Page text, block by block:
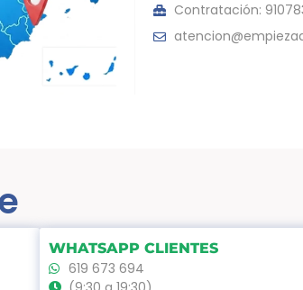
Contratación:
WHATSAPP CLIENTES
619 673 694